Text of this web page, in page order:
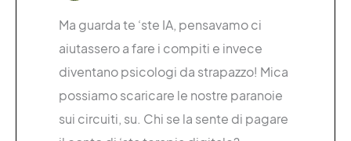
Ma guarda te ‘ste IA, pensavamo ci
aiutassero a fare i compiti e invece
diventano psicologi da strapazzo! Mica
possiamo scaricare le nostre paranoie
sui circuiti, su. Chi se la sente di pagare